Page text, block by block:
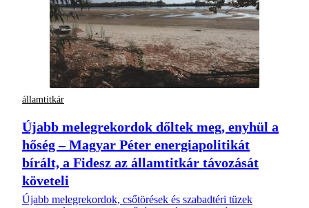
államtitkár
Újabb melegrekordok dőltek meg, enyhül a
hőség – Magyar Péter energiapolitikát
bírált, a Fidesz az államtitkár távozását
követeli
Újabb melegrekordok, csőtörések és szabadtéri tüzek